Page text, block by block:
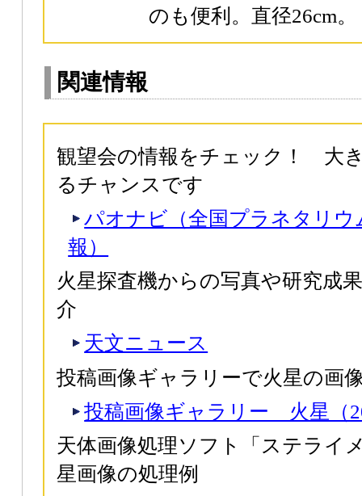
のも便利。直径26cm。
関連情報
観望会の情報をチェック！ 大
るチャンスです
パオナビ（全国プラネタリウ
報）
火星探査機からの写真や研究成
介
天文ニュース
投稿画像ギャラリーで火星の画
投稿画像ギャラリー 火星（
天体画像処理ソフト「ステライ
星画像の処理例